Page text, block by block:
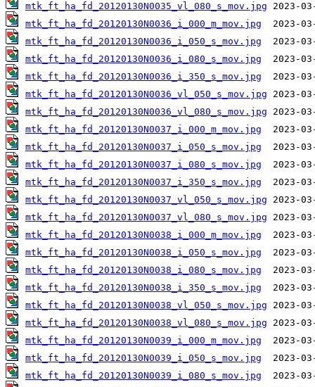
mtk_ft_ha_fd_20120130N0035_vl_080_s_mov.jpg
mtk_ft_ha_fd_20120130N0036_i_000_m_mov.jpg
mtk_ft_ha_fd_20120130N0036_i_050_s_mov.jpg
mtk_ft_ha_fd_20120130N0036_i_080_s_mov.jpg
mtk_ft_ha_fd_20120130N0036_i_350_s_mov.jpg
mtk_ft_ha_fd_20120130N0036_vl_050_s_mov.jpg
mtk_ft_ha_fd_20120130N0036_vl_080_s_mov.jpg
mtk_ft_ha_fd_20120130N0037_i_000_m_mov.jpg
mtk_ft_ha_fd_20120130N0037_i_050_s_mov.jpg
mtk_ft_ha_fd_20120130N0037_i_080_s_mov.jpg
mtk_ft_ha_fd_20120130N0037_i_350_s_mov.jpg
mtk_ft_ha_fd_20120130N0037_vl_050_s_mov.jpg
mtk_ft_ha_fd_20120130N0037_vl_080_s_mov.jpg
mtk_ft_ha_fd_20120130N0038_i_000_m_mov.jpg
mtk_ft_ha_fd_20120130N0038_i_050_s_mov.jpg
mtk_ft_ha_fd_20120130N0038_i_080_s_mov.jpg
mtk_ft_ha_fd_20120130N0038_i_350_s_mov.jpg
mtk_ft_ha_fd_20120130N0038_vl_050_s_mov.jpg
mtk_ft_ha_fd_20120130N0038_vl_080_s_mov.jpg
mtk_ft_ha_fd_20120130N0039_i_000_m_mov.jpg
mtk_ft_ha_fd_20120130N0039_i_050_s_mov.jpg
mtk_ft_ha_fd_20120130N0039_i_080_s_mov.jpg